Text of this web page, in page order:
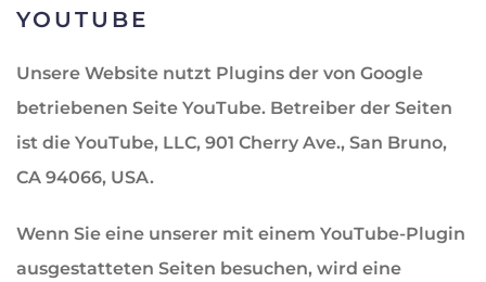
YOUTUBE
Unsere Website nutzt Plugins der von Google
betriebenen Seite YouTube. Betreiber der Seiten
ist die YouTube, LLC, 901 Cherry Ave., San Bruno,
CA 94066, USA.
Wenn Sie eine unserer mit einem YouTube-Plugin
ausgestatteten Seiten besuchen, wird eine